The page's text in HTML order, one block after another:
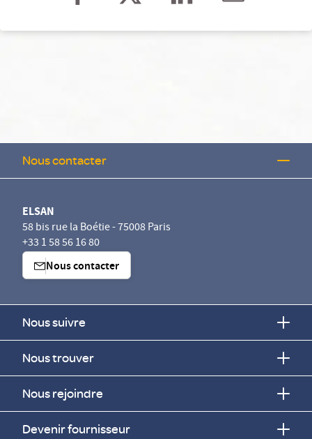
Nous contacter
ELSAN
58 bis rue la Boétie - 75008 Paris
+33 1 58 56 16 80
Nous contacter
Nous suivre
Nous trouver
Nous rejoindre
Devenir fournisseur